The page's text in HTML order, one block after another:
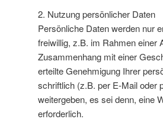
2. Nutzung persönlicher Daten
Persönliche Daten werden nur
freiwillig, z.B. im Rahmen einer
Zusammenhang mit einer
erteilte Genehmigung Ihrer
schriftlich (z.B. per E-Mail oder
weitergeben, es sei denn, eine
erforderlich.